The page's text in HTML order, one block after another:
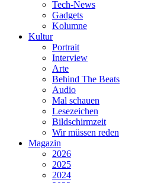
Tech-News
Gadgets
Kolumne
Kultur
Portrait
Interview
Arte
Behind The Beats
Audio
Mal schauen
Lesezeichen
Bildschirmzeit
Wir müssen reden
Magazin
2026
2025
2024